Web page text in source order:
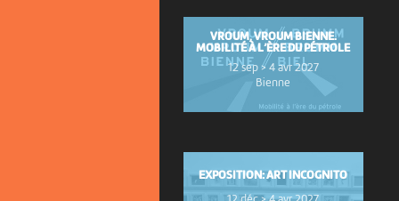
VROUM, VROUM BIENNE.
MOBILITÉ À L’ÈRE DU PÉTROLE
12 sep > 4 avr 2027
Bienne
EXPOSITION: ART INCOGNITO